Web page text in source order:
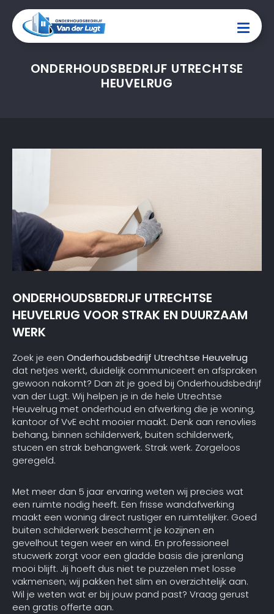
ONDERHOUDSBEDRIJF UTRECHTSE
HEUVELRUG
ONDERHOUDSBEDRIJF UTRECHTSE
HEUVELRUG VOOR STRAK EN DUURZAAM
WERK
Zoek je een Onderhoudsbedrijf Utrechtse Heuvelrug
dat netjes werkt, duidelijk communiceert en afspraken
gewoon nakomt? Dan zit je goed bij Onderhoudsbedrijf
van der Lugt. Wij helpen je in de hele Utrechtse
Heuvelrug met onderhoud en afwerking die je woning,
kantoor of VvE echt mooier maakt. Denk aan renovlies
behang, binnen schilderwerk, buiten schilderwerk,
stucen en strak behangwerk. Strak werk. Zorgeloos
geregeld.
Met meer dan 5 jaar ervaring weten wij precies wat
een ruimte nodig heeft. Een frisse wandafwerking
maakt een woning direct rustiger en ruimtelijker. Goed
buiten schilderwerk beschermt je kozijnen en
gevelhout tegen weer en wind. En professioneel
stucwerk zorgt voor een gladde basis die jarenlang
mooi blijft. Jij hoeft dus niet te puzzelen met losse
vakmensen; wij pakken het slim en overzichtelijk aan.
Wil je weten wat er bij jouw pand past? Vraag gerust
een gratis offerte aan.